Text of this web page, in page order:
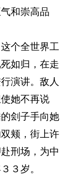
和崇高品
个全世界工
如归，在走
演讲。敌人
她不再说
刽子手向她
颊，街上许
刑场，为中
３岁。